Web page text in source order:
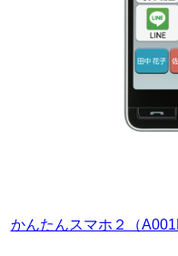
かんたんスマホ２（